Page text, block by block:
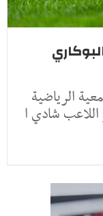
الرياضية
اللاعب شادي ا